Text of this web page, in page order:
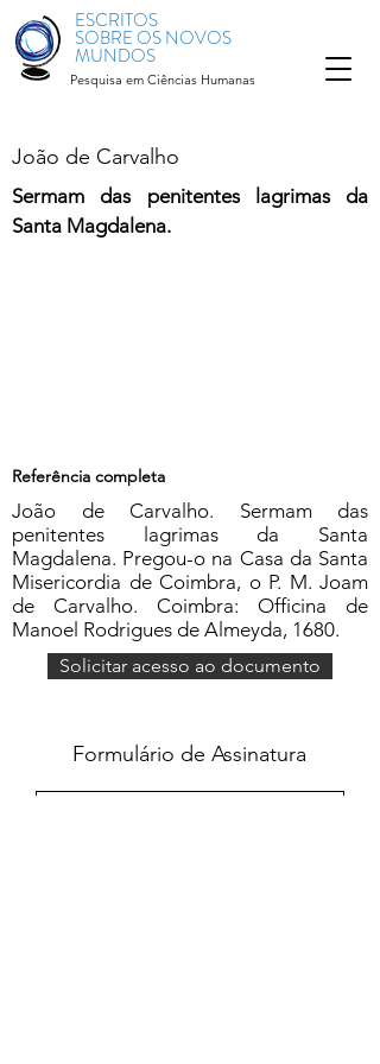
ESCRITOS
SOBRE OS NOVOS
MUNDOS
Pesquisa em Ciências Humanas
João de Carvalho
Sermam das penitentes lagrimas da
Santa Magdalena.
Referência completa
João de Carvalho. Sermam das
penitentes lagrimas da Santa
Magdalena. Pregou-o na Casa da Santa
Misericordia de Coimbra, o P. M. Joam
de Carvalho. Coimbra: Officina de
Manoel Rodrigues de Almeyda, 1680.
Solicitar acesso ao documento
Formulário de Assinatura